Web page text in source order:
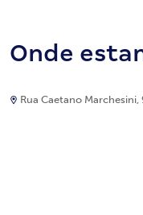
Onde
Rua Caetano